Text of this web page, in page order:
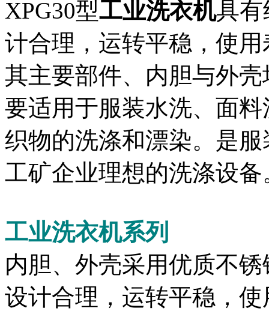
XPG30型工业洗衣机具有
计合理，运转平稳，使
其主要部件、内胆与外
要适用于服装水洗、面
织物的洗涤和漂染。是
工矿企业理想的洗涤设备
工业洗衣机系列
内胆、外壳采用优质不
设计合理，运转平稳，